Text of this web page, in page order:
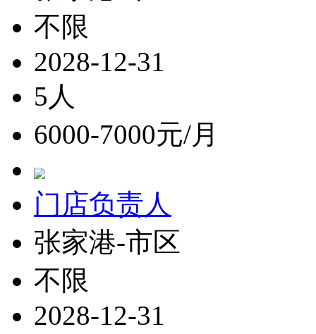
不限
2028-12-31
5人
6000-7000元/月
门店负责人
张家港-市区
不限
2028-12-31